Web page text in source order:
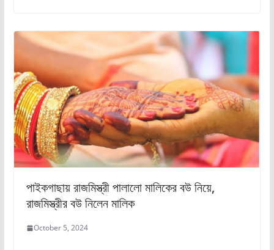
পাইকগাছায় রাজমিস্ত্রী পালালো মালিকের বউ নিয়ে,
রাজমিস্ত্রীর বউ নিলেন মালিক
October 5, 2024